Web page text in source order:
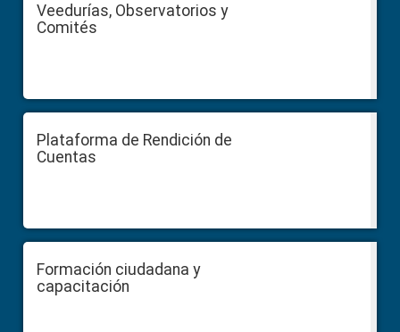
Veedurías, Observatorios y
Comités
Plataforma de Rendición de
Cuentas
Formación ciudadana y
capacitación